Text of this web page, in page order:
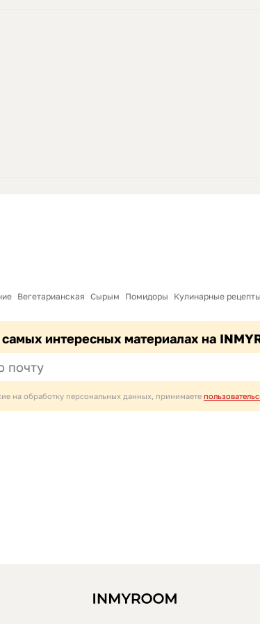
Вегетарианская Сырым Помидоры Кулинарные рецепты
интересных материалах на
на обработку персональных данных, принимаете